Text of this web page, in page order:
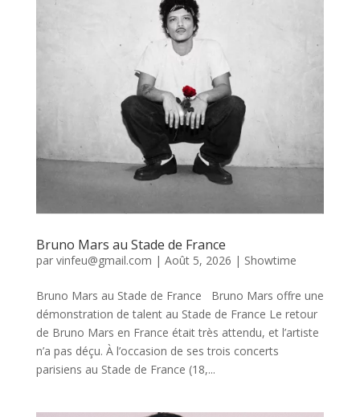
Bruno Mars au Stade de France
par vinfeu@gmail.com | Août 5, 2026 | Showtime
Bruno Mars au Stade de France Bruno Mars offre une
démonstration de talent au Stade de France Le retour
de Bruno Mars en France était très attendu, et l’artiste
n’a pas déçu. À l’occasion de ses trois concerts
parisiens au Stade de France (18,...